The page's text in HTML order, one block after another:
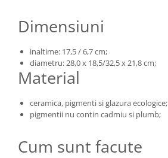
Dimensiuni
inaltime: 17,5 / 6,7 cm;
diametru: 28,0 x 18,5/32,5 x 21,8 cm;
Material
ceramica, pigmenti si glazura ecologice;
pigmentii nu contin cadmiu si plumb;
Cum sunt facute